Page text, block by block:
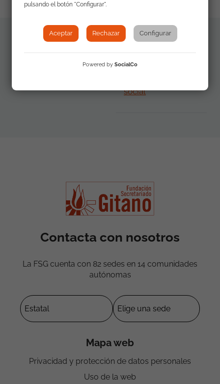
Materiales
adicionales
Guía de estilo
para periodistas:
social
Contacta con nosotros
La FSG cuenta con 82 sedes en 14 comunidades
autónomas
Mapa web
Privacidad y protección de datos personales
Uso de la web
pulsando el botón "Configurar".
Aceptar Rechazar Configurar
Powered by SocialCo